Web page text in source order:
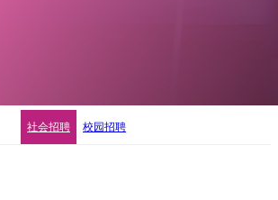
社会招聘 校园招聘